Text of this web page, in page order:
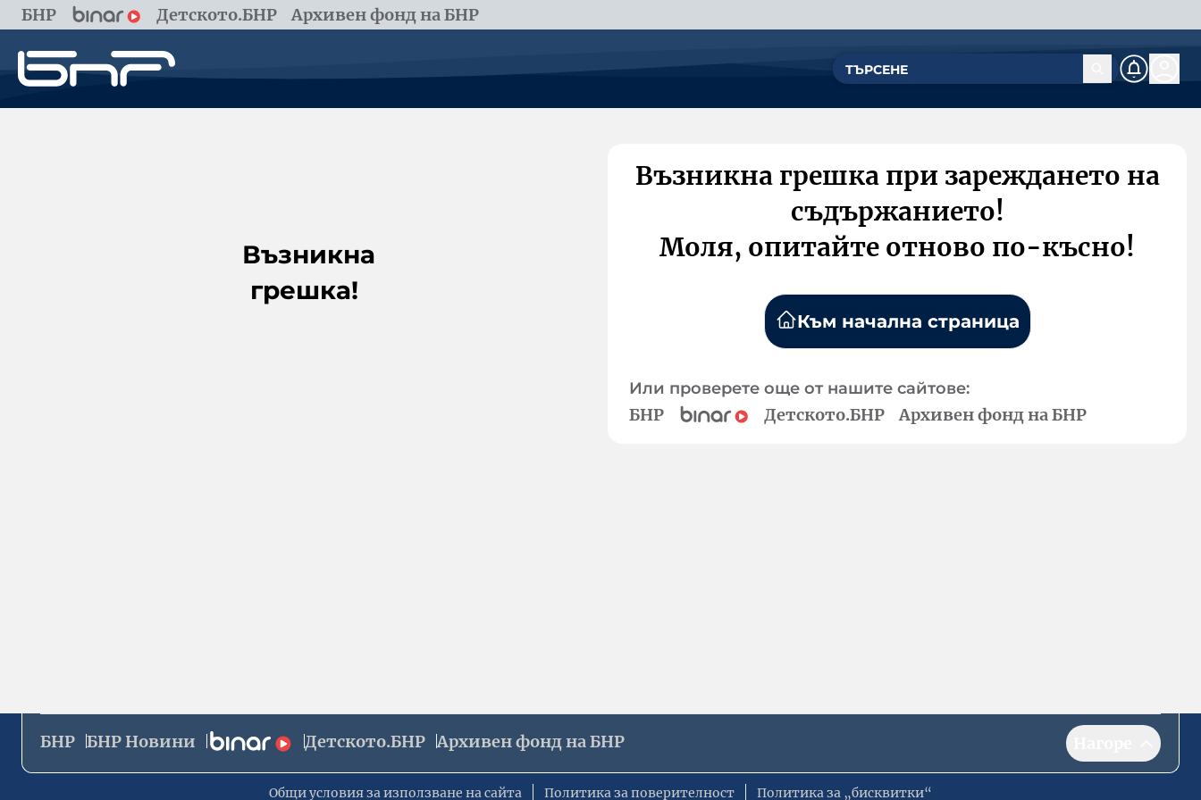
БНР Детското.БНР Архивен фонд на БНР
Възникна
грешка!
Възникна грешка при зареждането на
съдържанието!
Моля, опитайте отново по-късно!
Към начална страница
Или проверете още от нашите сайтове:
БНР Детското.БНР Архивен фонд на БНР
БНР БНР Новини Детското.БНР Архивен фонд на БНР
Общи условия за използване на сайта Политика за поверителност Политика за „бисквитки“